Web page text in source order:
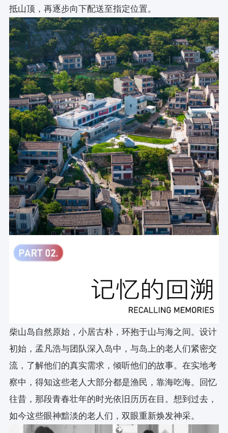
抵山顶，再逐步向下配送至指定位置。
柴山岛自然原始，小居古朴，环抱于山与海之间。设计
初始，孟凡浩与团队深入岛中，与岛上的老人们紧密交
流，了解他们的真实需求，倾听他们的故事。在实地考
察中，得知这些老人大部分都是渔民，靠海吃海。回忆
往昔，那段青春壮年的时光依旧历历在目。想到过去，
如今这些眼神黯淡的老人们，双眼重新焕发神采。